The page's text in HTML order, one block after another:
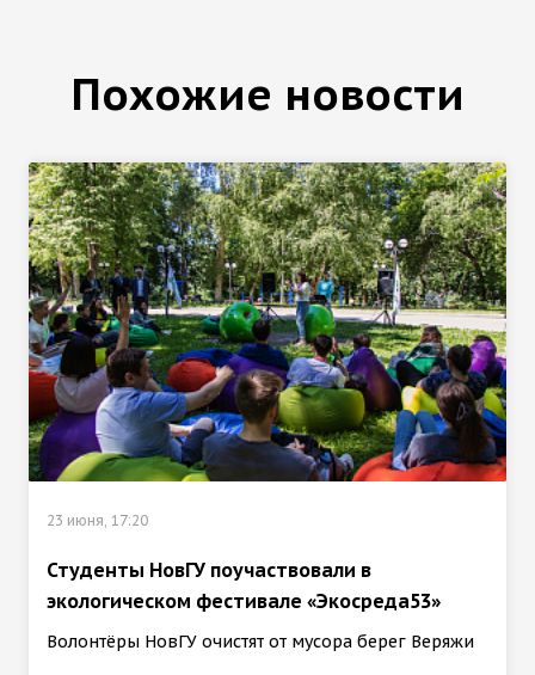
Похожие новости
23 июня, 17:20
Студенты НовГУ поучаствовали в
экологическом фестивале «Экосреда53»
Волонтёры НовГУ очистят от мусора берег Веряжи